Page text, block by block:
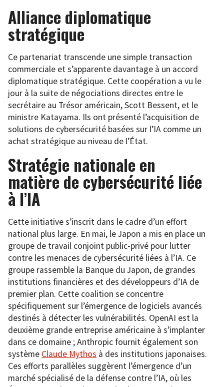
Alliance diplomatique
stratégique
Ce partenariat transcende une simple transaction
commerciale et s’apparente davantage à un accord
diplomatique stratégique. Cette coopération a vu le
jour à la suite de négociations directes entre le
secrétaire au Trésor américain, Scott Bessent, et le
ministre Katayama. Ils ont présenté l’acquisition de
solutions de cybersécurité basées sur l’IA comme un
achat stratégique au niveau de l’État.
Stratégie nationale en
matière de cybersécurité liée
à l’IA
Cette initiative s’inscrit dans le cadre d’un effort
national plus large. En mai, le Japon a mis en place un
groupe de travail conjoint public-privé pour lutter
contre les menaces de cybersécurité liées à l’IA. Ce
groupe rassemble la Banque du Japon, de grandes
institutions financières et des développeurs d’IA de
premier plan. Cette coalition se concentre
spécifiquement sur l’émergence de logiciels avancés
destinés à détecter les vulnérabilités. OpenAI est la
deuxième grande entreprise américaine à s’implanter
dans ce domaine ; Anthropic fournit également son
système Claude Mythos à des institutions japonaises.
Ces efforts parallèles suggèrent l’émergence d’un
marché spécialisé de la défense contre l’IA, où les